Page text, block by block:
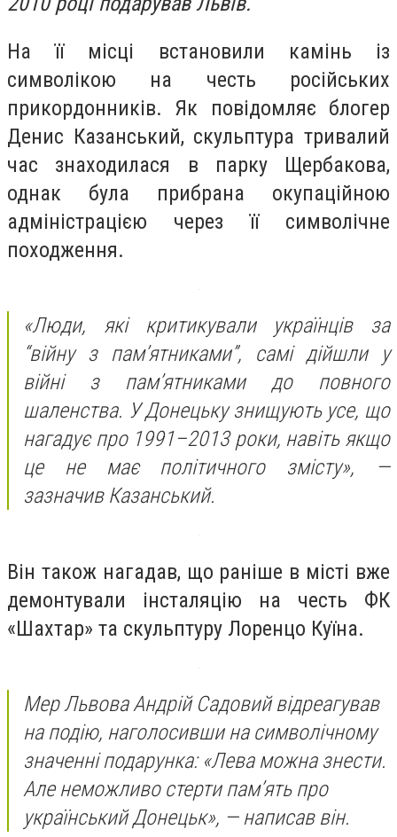
На її місці встановили камінь із
символікою на честь російських
прикордонників. Як повідомляє блогер
Денис Казанський, скульптура тривалий
час знаходилася в парку Щербакова,
однак була прибрана окупаційною
адміністрацією через її символічне
походження.
«Люди, які критикували українців за
“війну з пам’ятниками”, самі дійшли у
війні з пам’ятниками до повного
шаленства. У Донецьку знищують усе, що
нагадує про 1991–2013 роки, навіть якщо
це не має політичного змісту», —
зазначив Казанський.
Він також нагадав, що раніше в місті вже
демонтували інсталяцію на честь ФК
«Шахтар» та скульптуру Лоренцо Куїна.
Мер Львова Андрій Садовий відреагував
на подію, наголосивши на символічному
значенні подарунка: «Лева можна знести.
Але неможливо стерти пам’ять про
український Донецьк», — написав він.